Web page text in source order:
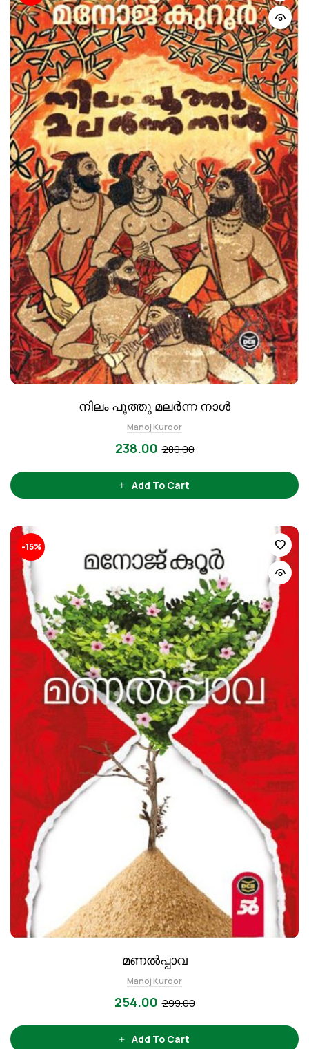
നിലം പൂത്തു മലർന്ന നാൾ
Manoj Kuroor
280.00
238.00
Add To Cart
-15%
മണൽപ്പാവ
Manoj Kuroor
299.00
254.00
Add To Cart